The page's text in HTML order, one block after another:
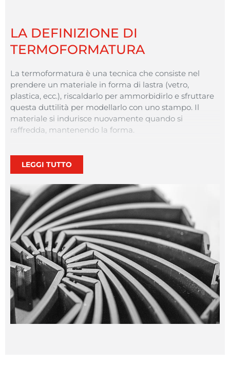
LA DEFINIZIONE DI
TERMOFORMATURA
La termoformatura è una tecnica che consiste nel
prendere un materiale in forma di lastra (vetro,
plastica, ecc.), riscaldarlo per ammorbidirlo e sfruttare
questa duttilità per modellarlo con uno stampo. Il
materiale si indurisce nuovamente quando si
raffredda, mantenendo la forma.
materiale utilizzato è solitamente in bobina, appena lo
millimetri. (Wikipedia)
La termoformatura è un processo che consente di
produrre forme arrotondate e fluide, ma lo sviluppo e
la produzione di uno stampo di termoformatura sono
inevitabili. Pertanto, il primo criterio di scelta è la
quantità di produzione in serie, seguito dalla stabilità
tecnica del prodotto.
LEGGI TUTTO